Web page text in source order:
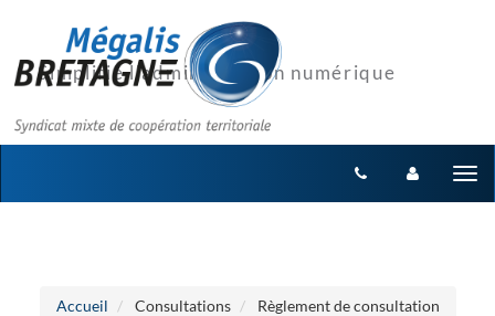
Accueil Consultations Règlement de consultation